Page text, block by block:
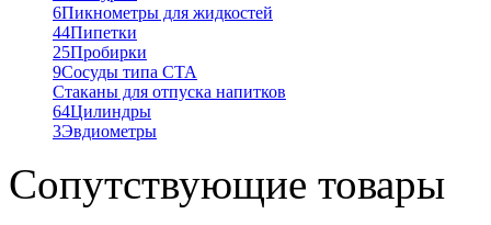
6Пикнометры для жидкостей
44Пипетки
25Пробирки
9Сосуды типа СТА
Стаканы для отпуска напитков
64Цилиндры
3Эвдиометры
Сопутствующие товары